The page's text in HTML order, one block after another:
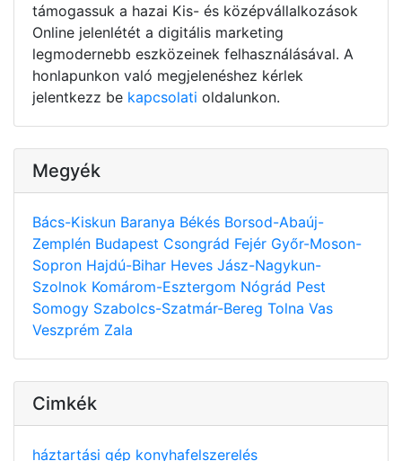
támogassuk a hazai Kis- és középvállalkozások
Online jelenlétét a digitális marketing
legmodernebb eszközeinek felhasználásával. A
honlapunkon való megjelenéshez kérlek
jelentkezz be kapcsolati oldalunkon.
Megyék
Bács-Kiskun Baranya Békés Borsod-Abaúj-
Zemplén Budapest Csongrád Fejér Győr-Moson-
Sopron Hajdú-Bihar Heves Jász-Nagykun-
Szolnok Komárom-Esztergom Nógrád Pest
Somogy Szabolcs-Szatmár-Bereg Tolna Vas
Veszprém Zala
Cimkék
háztartási gép konyhafelszerelés